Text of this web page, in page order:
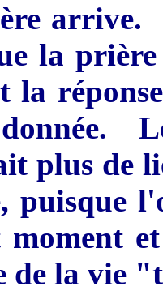
arrive.
la prière
la
plus de
puisque
de la vie